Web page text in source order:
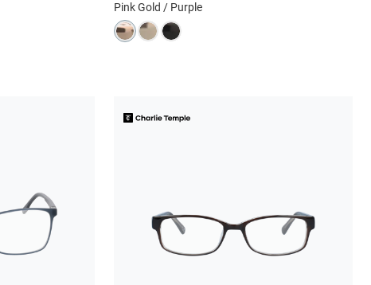
Pink Gold / Purple